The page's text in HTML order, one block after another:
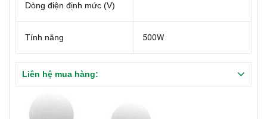
Dòng điện định mức (V)
Tính năng 500W
Liên hệ mua hàng: